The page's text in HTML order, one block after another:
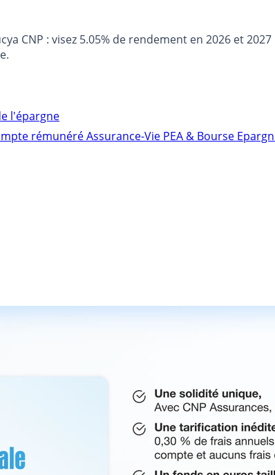
CNP : visez 5.05% de rendement en 2026 et 2027
l'épargne
rémunéréAssurance-Vie PEA & Bourse